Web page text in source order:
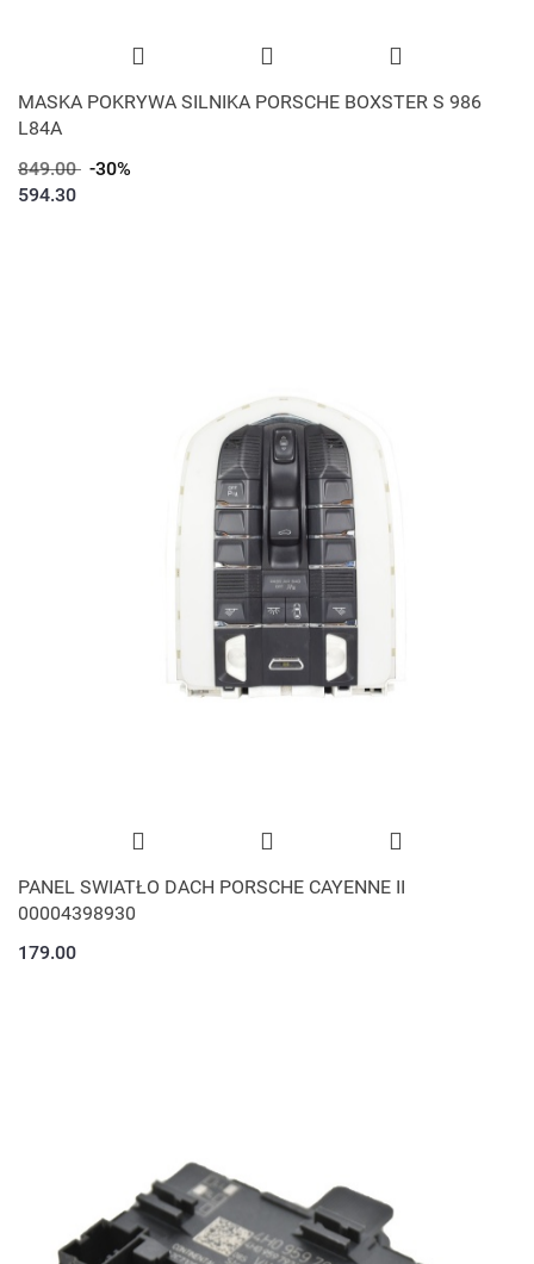
MASKA POKRYWA SILNIKA PORSCHE BOXSTER S 986
L84A
849.00 -30%
594.30
PANEL SWIATŁO DACH PORSCHE CAYENNE II
00004398930
179.00